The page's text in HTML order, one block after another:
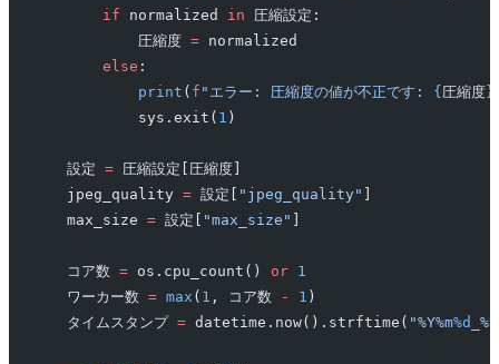
        if
normalized in 圧縮設定:
            圧縮度
= normalized
        else
:
            print
( f "エラー: 圧縮度の値が不正です: { 圧縮度 }
            sys.exit(
1 )
    設定
= 圧縮設定[圧縮度]
    jpeg_quality
= 設定[ "jpeg_quality"
    max_size
= 設定[ "max_size"
    コア数
= os.cpu_count() or 1
    ワーカー数
= max ( 1 , コア数 - 1 )
    タイムスタンプ
= datetime.now().strftime( "%Y%m%d